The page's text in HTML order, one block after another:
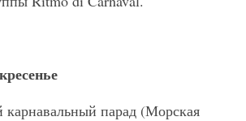
парад (Морская